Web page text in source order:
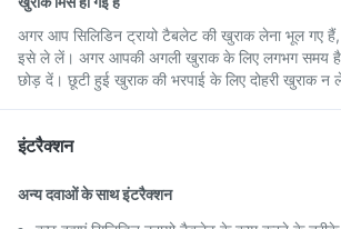
अगर आप सिलिडिन ट्रायो टैबलेट की खुराक लेना भूल गए
इसे ले लें। अगर आपकी अगली खुराक के लिए लगभग समय
छोड़ दें। छूटी हुई खुराक की भरपाई के लिए दोहरी खुराक न
इंटरैक्शन
अन्य दवाओं के साथ इंटरैक्शन